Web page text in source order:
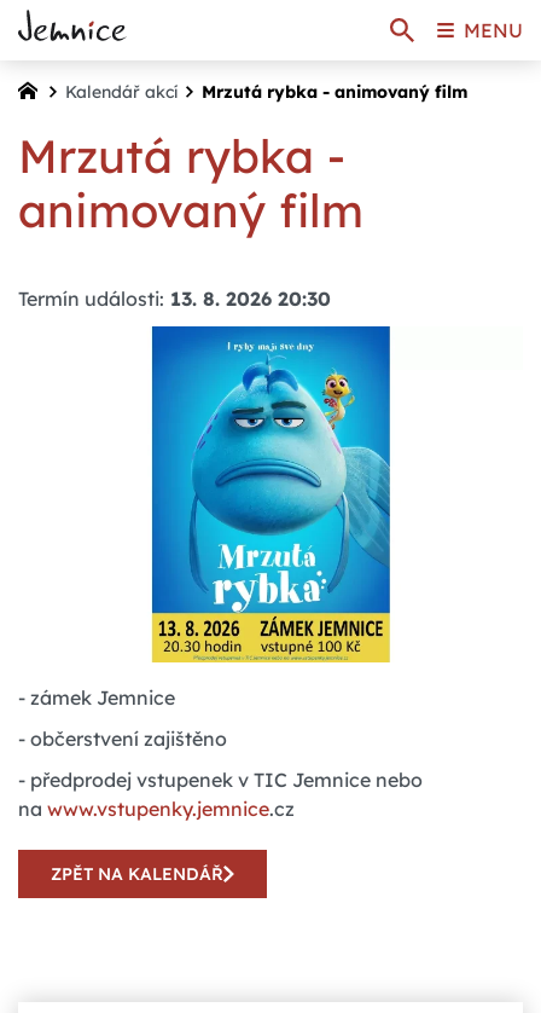
Kalendář akcí Mrzutá rybka - animovaný film
Mrzutá rybka -
animovaný film
Termín události: 13. 8. 2026 20:30
- zámek Jemnice
- občerstvení zajištěno
- předprodej vstupenek v TIC Jemnice nebo
na www.vstupenky.jemnice.cz
ZPĚT NA KALENDÁŘ
MENU